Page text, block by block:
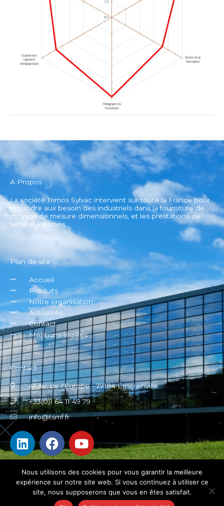
A Propos
La société Trimos Sylvac intervient sur toute la France pour
répondre aux besoin des industriels dans la fourniture de
moyens de mesure dimensionnels, et les prestations de
service associés.
Plan de site
Accueil
Produits
Notre organisation
Actualités
Contact
Mentions légales
Contact
41 Av. de l'Europe - 77184 Émerainville
+33(0)1 64 11 49 79
info@tsmf.fr
L
i
n
k
e
F
a
c
e
b
o
Y
o
u
t
u
b
Copyright © 2026 Trimos Sylvac France
Nous utilisons des cookies pour vous garantir la meilleure
expérience sur notre site web. Si vous continuez à utiliser ce
site, nous supposerons que vous en êtes satisfait.